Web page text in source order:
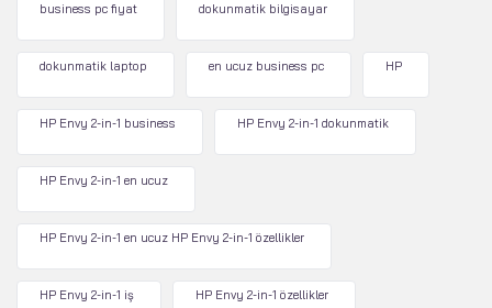
business pc fiyat dokunmatik bilgisayar
dokunmatik laptop en ucuz business pc HP
HP Envy 2-in-1 business HP Envy 2-in-1 dokunmatik
HP Envy 2-in-1 en ucuz
HP Envy 2-in-1 en ucuz HP Envy 2-in-1 özellikler
HP Envy 2-in-1 iş HP Envy 2-in-1 özellikler